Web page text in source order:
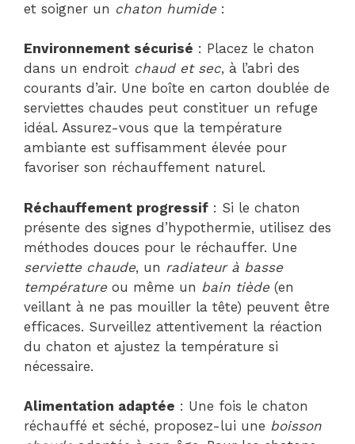
et soigner un chaton humide :
Environnement sécurisé : Placez le chaton
dans un endroit chaud et sec, à l’abri des
courants d’air. Une boîte en carton doublée de
serviettes chaudes peut constituer un refuge
idéal. Assurez-vous que la température
ambiante est suffisamment élevée pour
favoriser son réchauffement naturel.
Réchauffement progressif : Si le chaton
présente des signes d’hypothermie, utilisez des
méthodes douces pour le réchauffer. Une
serviette chaude, un radiateur à basse
température ou même un bain tiède (en
veillant à ne pas mouiller la tête) peuvent être
efficaces. Surveillez attentivement la réaction
du chaton et ajustez la température si
nécessaire.
Alimentation adaptée : Une fois le chaton
réchauffé et séché, proposez-lui une boisson